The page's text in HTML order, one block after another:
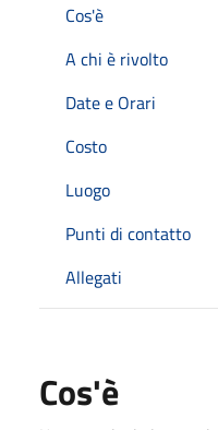
Cos'è
A chi è rivolto
Date e Orari
Costo
Luogo
Punti di contatto
Allegati
Cos'è